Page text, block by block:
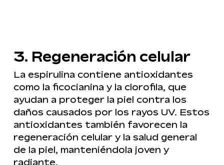
3. Regeneración celular
La espirulina contiene antioxidantes
como la ficocianina y la clorofila, que
ayudan a proteger la piel contra los
daños causados por los rayos UV. Estos
antioxidantes también favorecen la
regeneración celular y la salud general
de la piel, manteniéndola joven y
radiante.